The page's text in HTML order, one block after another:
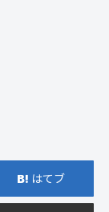
はてブ